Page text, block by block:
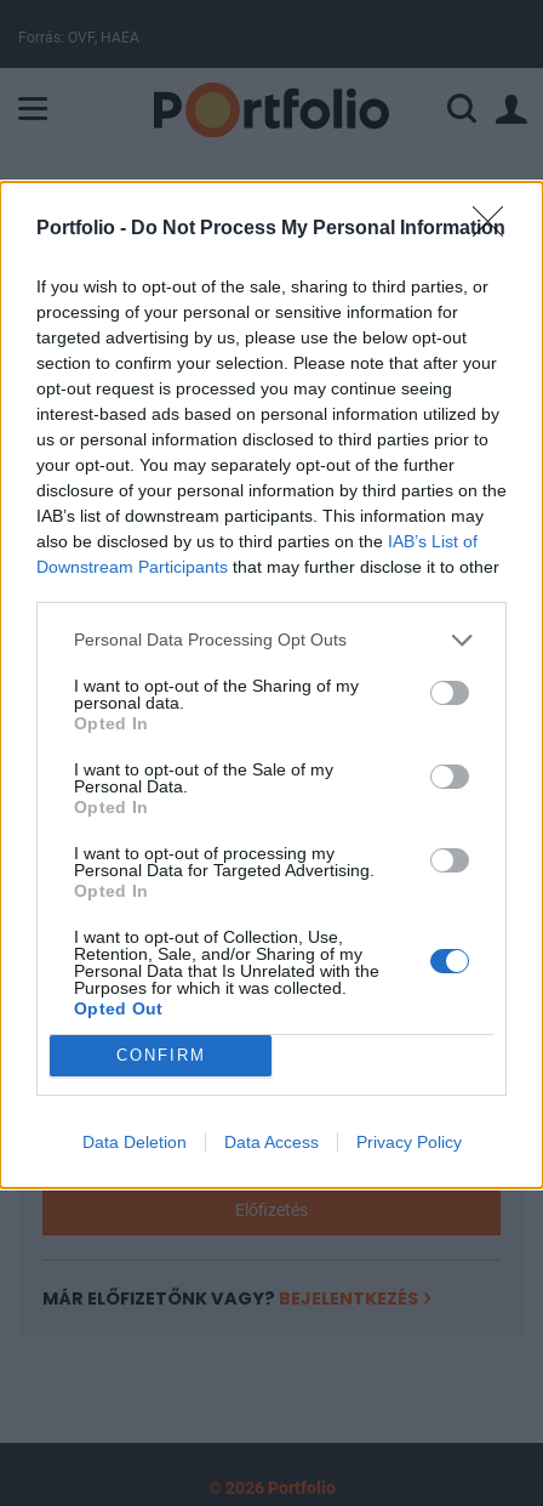
Portfolio - Do Not Process My Personal Information
If you wish to opt-out of the sale, sharing to third parties, or
processing of your personal or sensitive information for
targeted advertising by us, please use the below opt-out
section to confirm your selection. Please note that after your
opt-out request is processed you may continue seeing
interest-based ads based on personal information utilized by
us or personal information disclosed to third parties prior to
your opt-out. You may separately opt-out of the further
disclosure of your personal information by third parties on the
IAB’s list of downstream participants. This information may
also be disclosed by us to third parties on the IAB’s List of
Downstream Participants that may further disclose it to other
Personal Data Processing Opt Outs
I want to opt-out of the Sharing of my
personal data.
Opted In
I want to opt-out of the Sale of my
Personal Data.
Opted In
I want to opt-out of processing my
Personal Data for Targeted Advertising.
Opted In
I want to opt-out of Collection, Use,
Retention, Sale, and/or Sharing of my
Personal Data that Is Unrelated with the
Purposes for which it was collected.
Opted Out
CONFIRM
Data Deletion Data Access Privacy Policy
Forrás: OVF, HAEA
törölt ki a kriptodevizák piacáról
Portfolio
2020. március 09. 09:28
Nagyon úgy tűnik, hogy – bár sokan ezzel
hitegetnek – a kriptodevizák sem immunisak a
tőzsdei mozgásokra, Ezt bizonyítja, hogy a piaci
eladási hullám hatására 21 milliárd dollárt
vesztettek a kriptodevizák is – írja a
MarketWatch.
Portfolio Investment Day 2026Október 21-én jön a Portfolio
Investment Day 2026, ahol a piac vezető szakértőivel
keressük a választ a befektetőket leginkább foglalkoztató
következő évek nyertesei, mire számíthatunk a részvény-,
kötvény-, nyersanyag- és kriptopiacokon, és hogyan
KEDVES OLVASÓNK!
A keresett cikk a portfolio.hu hírarchívumához
tartozik, melynek olvasása előfizetéses
regisztrációhoz kötött.
Az előfizetés a következőket tartalmazza:
kötéslistái
Előfizetés
MÁR ELŐFIZETŐNK VAGY? BEJELENTKEZÉS
© 2026 Portfolio